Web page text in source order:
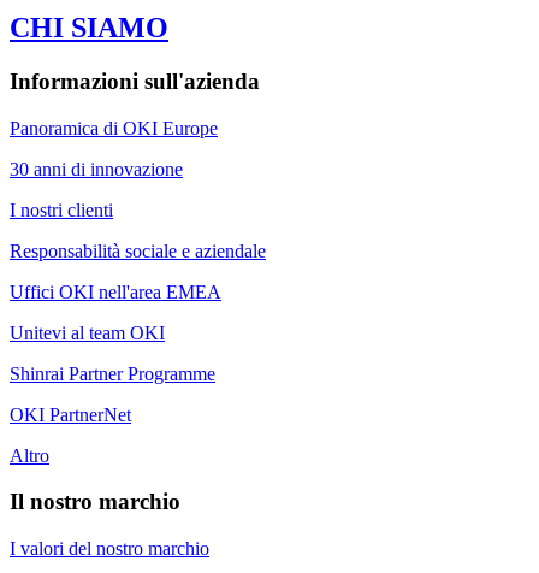
CHI SIAMO
Informazioni sull'azienda
Panoramica di OKI Europe
30 anni di innovazione
I nostri clienti
Responsabilità sociale e aziendale
Uffici OKI nell'area EMEA
Unitevi al team OKI
Shinrai Partner Programme
OKI PartnerNet
Altro
Il nostro marchio
I valori del nostro marchio